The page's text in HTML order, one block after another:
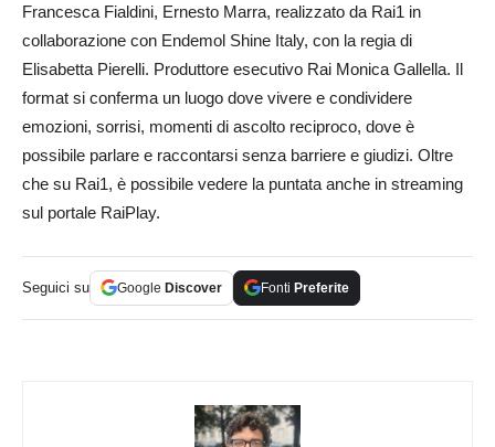
Francesca Fialdini, Ernesto Marra, realizzato da Rai1 in
collaborazione con Endemol Shine Italy, con la regia di
Elisabetta Pierelli. Produttore esecutivo Rai Monica Gallella. Il
format si conferma un luogo dove vivere e condividere
emozioni, sorrisi, momenti di ascolto reciproco, dove è
possibile parlare e raccontarsi senza barriere e giudizi. Oltre
che su Rai1, è possibile vedere la puntata anche in streaming
sul portale RaiPlay.
Seguici su Google Discover Fonti Preferite